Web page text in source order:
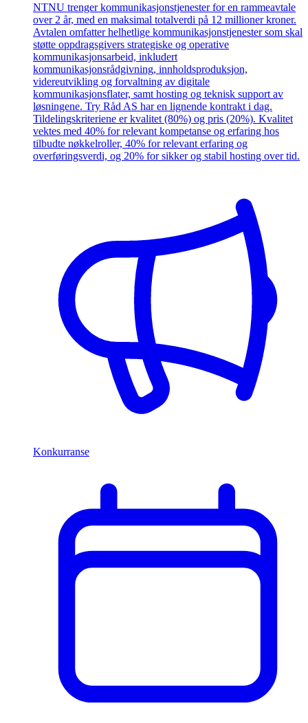
NTNU trenger kommunikasjonstjenester for en rammeavtale
over 2 år, med en maksimal totalverdi på 12 millioner kroner.
Avtalen omfatter helhetlige kommunikasjonstjenester som skal
støtte oppdragsgivers strategiske og operative
kommunikasjonsarbeid, inkludert
kommunikasjonsrådgivning, innholdsproduksjon,
videreutvikling og forvaltning av digitale
kommunikasjonsflater, samt hosting og teknisk support av
løsningene. Try Råd AS har en lignende kontrakt i dag.
Tildelingskriteriene er kvalitet (80%) og pris (20%). Kvalitet
vektes med 40% for relevant kompetanse og erfaring hos
tilbudte nøkkelroller, 40% for relevant erfaring og
overføringsverdi, og 20% for sikker og stabil hosting over tid.
Konkurranse